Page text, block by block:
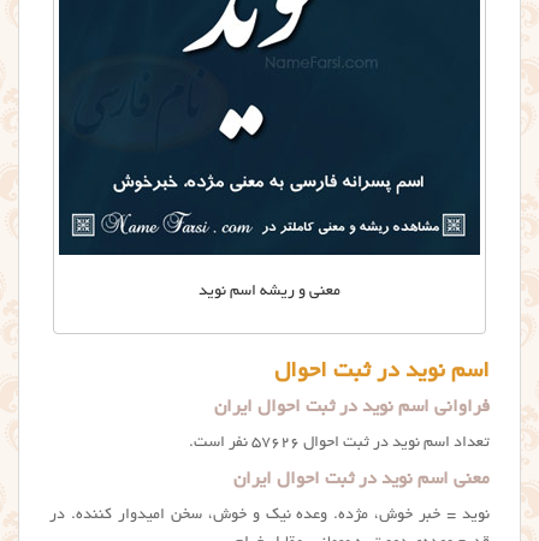
معنی و ریشه اسم نوید
اسم نوید در ثبت احوال
فراوانی اسم نوید در ثبت احوال ایران
تعداد اسم نوید در ثبت احوال ۵۷۶۲۶ نفر است.
معنی اسم نوید در ثبت احوال ایران
نوید = خبر خوش، مژده. وعده نیک و خوش، سخن امیدوار کننده. در